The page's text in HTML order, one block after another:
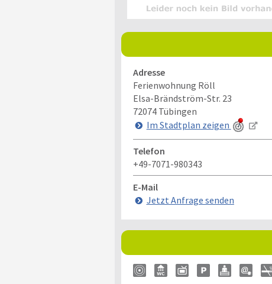
Adresse
Ferienwohnung Röll
Elsa-Brändström-Str. 23
72074 Tübingen
Im Stadtplan zeigen
Telefon
+49-7071-980343
E-Mail
Jetzt Anfrage senden